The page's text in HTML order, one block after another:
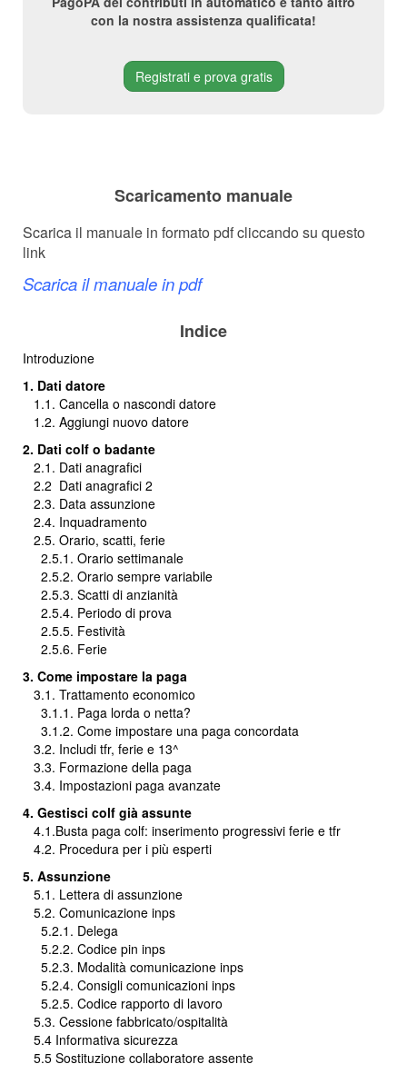
con la nostra assistenza qualificata!
Registrati e prova gratis
Scaricamento manuale
Scarica il manuale in formato pdf cliccando su questo
link
Scarica il manuale in pdf
Indice
Introduzione
1. Dati datore
1.1. Cancella o nascondi datore
1.2. Aggiungi nuovo datore
2. Dati colf o badante
2.1. Dati anagrafici
2.2 Dati anagrafici 2
2.3. Data assunzione
2.4. Inquadramento
2.5. Orario, scatti, ferie
2.5.1. Orario settimanale
2.5.2. Orario sempre variabile
2.5.3. Scatti di anzianità
2.5.4. Periodo di prova
2.5.5. Festività
2.5.6. Ferie
3. Come impostare la paga
3.1. Trattamento economico
3.1.1. Paga lorda o netta?
3.1.2. Come impostare una paga concordata
3.2. Includi tfr, ferie e 13^
3.3. Formazione della paga
3.4. Impostazioni paga avanzate
4. Gestisci colf già assunte
4.1.Busta paga colf: inserimento progressivi ferie e tfr
4.2. Procedura per i più esperti
5. Assunzione
5.1. Lettera di assunzione
5.2. Comunicazione inps
5.2.1. Delega
5.2.2. Codice pin inps
5.2.3. Modalità comunicazione inps
5.2.4. Consigli comunicazioni inps
5.2.5. Codice rapporto di lavoro
5.3. Cessione fabbricato/ospitalità
5.4 Informativa sicurezza
5.5 Sostituzione collaboratore assente